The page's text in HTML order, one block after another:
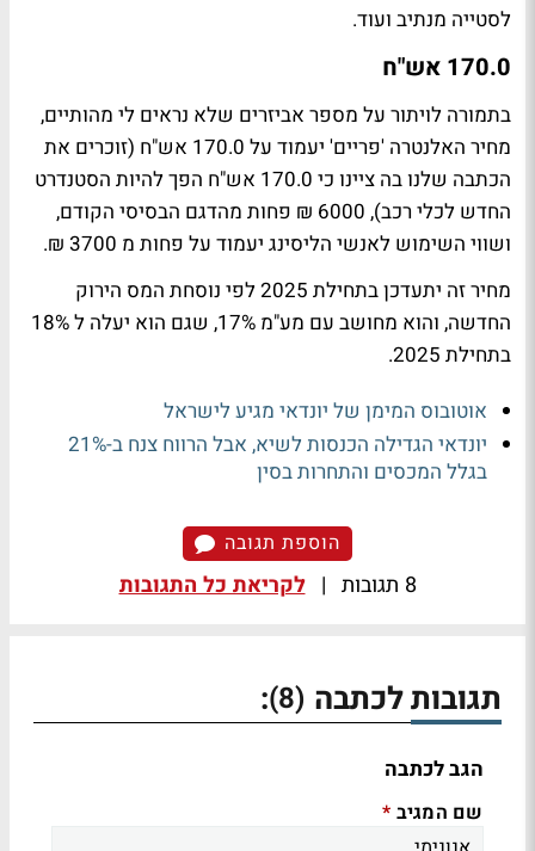
לסטייה מנתיב ועוד.
170.0 אש"ח
בתמורה לויתור על מספר אביזרים שלא נראים לי מהותיים,
מחיר האלנטרה 'פריים' יעמוד על 170.0 אש"ח (זוכרים את
הכתבה שלנו בה ציינו כי 170.0 אש"ח הפך להיות הסטנדרט
החדש לכלי רכב), 6000 ₪ פחות מהדגם הבסיסי הקודם,
ושווי השימוש לאנשי הליסינג יעמוד על פחות מ 3700 ₪.
מחיר זה יתעדכן בתחילת 2025 לפי נוסחת המס הירוק
החדשה, והוא מחושב עם מע"מ 17%, שגם הוא יעלה ל 18%
בתחילת 2025.
אוטובוס המימן של יונדאי מגיע לישראל
יונדאי הגדילה הכנסות לשיא, אבל הרווח צנח ב-21%
בגלל המכסים והתחרות בסין
הוספת תגובה
8 תגובות | לקריאת כל התגובות
תגובות לכתבה (8)
:
הגב לכתבה
שם המגיב *